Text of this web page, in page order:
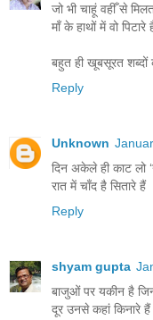
जो भी चाहूं वहीँ से
मॉं के हाथों में वो पिटारे
बहुत ही खूबसूरत
Reply
Unknown
दिन अकेले ही काट लो
रात में चाँद है सितारे हैं
Reply
shyam gupta
बाजुओं पर यकीन है
दूर उनसे कहां किनारे